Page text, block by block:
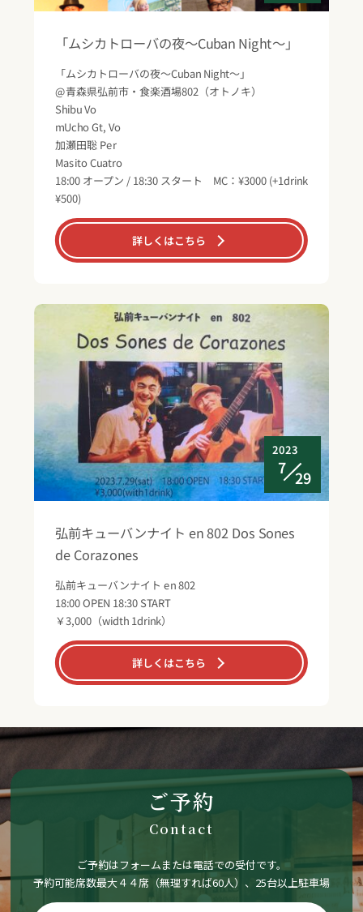
「ムシカトローバの夜〜Cuban Night〜」
「ムシカトローバの夜〜Cuban Night〜」
@青森県弘前市・食楽酒場802（オトノキ）
Shibu Vo
mUcho Gt, Vo
加瀬田聡 Per
Masito Cuatro
18:00 オープン / 18:30 スタート MC：¥3000 (+1drink
¥500)
詳しくはこちら
2023
7
29
弘前キューバンナイト en 802 Dos Sones
de Corazones
弘前キューバンナイト en 802
18:00 OPEN 18:30 START
￥3,000（width 1drink）
詳しくはこちら
ご予約
Contact
ご予約はフォームまたは電話での受付です。
予約可能席数最大４４席（無理すれば60人）、25台以上駐車場